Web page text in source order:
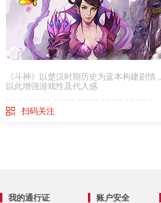
《斗神》以楚汉时期历史为蓝本构建剧情，
以此增强游戏性及代入感
扫码关注
我的通行证 账户安全